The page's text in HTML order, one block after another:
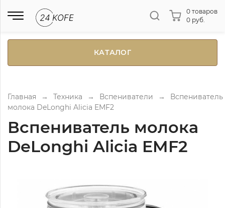
0 товаров
0 руб.
КАТАЛОГ
Главная → Техника → Вспениватели →
Вспениватель
молока DeLonghi Alicia EMF2
Вспениватель молока
DeLonghi Alicia EMF2